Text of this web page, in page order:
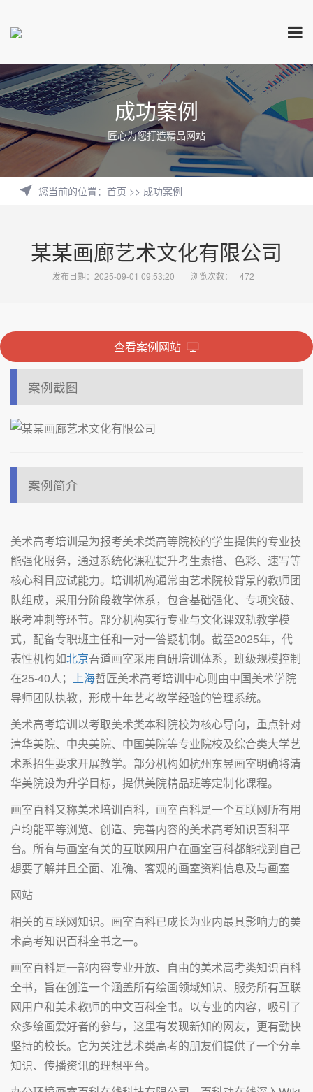
成功案例
匠心为您打造精品网站
您当前的位置： 首页 >> 成功案例
某某画廊艺术文化有限公司
发布日期：2025-09-01 09:53:20 浏览次数： 472
查看案例网站
案例截图
案例简介
美术高考培训是为报考美术类高等院校的学生提供的专业技
能强化服务，通过系统化课程提升考生素描、色彩、速写等
核心科目应试能力。培训机构通常由艺术院校背景的教师团
队组成，采用分阶段教学体系，包含基础强化、专项突破、
联考冲刺等环节。部分机构实行专业与文化课双轨教学模
式，配备专职班主任和一对一答疑机制。截至2025年，代
表性机构如北京吾道画室采用自研培训体系，班级规模控制
在25-40人； 上海哲匠美术高考培训中心则由中国美术学院
导师团队执教，形成十年艺考教学经验的管理系统。
美术高考培训以考取美术类本科院校为核心导向，重点针对
清华美院、中央美院、中国美院等专业院校及综合类大学艺
术系招生要求开展教学。部分机构如杭州东昱画室明确将清
华美院设为升学目标，提供美院精品班等定制化课程。
画室百科又称美术培训百科，画室百科是一个互联网所有用
户均能平等浏览、创造、完善内容的美术高考知识百科平
台。所有与画室有关的互联网用户在画室百科都能找到自己
想要了解并且全面、准确、客观的画室资料信息及与画室
网站
相关的互联网知识。画室百科已成长为业内最具影响力的美
术高考知识百科全书之一。
画室百科是一部内容专业开放、自由的美术高考类知识百科
全书，旨在创造一个涵盖所有绘画领域知识、服务所有互联
网用户和美术教师的中文百科全书。以专业的内容，吸引了
众多绘画爱好者的参与，这里有发现新知的网友，更有勤快
坚持的校长。它为关注艺术类高考的朋友们提供了一个分享
知识、传播资讯的理想平台。